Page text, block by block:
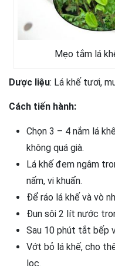
Mẹo tắm lá
Dược liệu: Lá khế tươi,
Cách tiến hành:
Chọn 3 – 4 nắm lá
không quá già.
Lá khế đem ngâm
nấm, vi khuẩn.
Để ráo lá khế và vò
Đun sôi 2 lít nước
Sau 10 phút tắt bếp
Vớt bỏ lá khế, cho
lọc.